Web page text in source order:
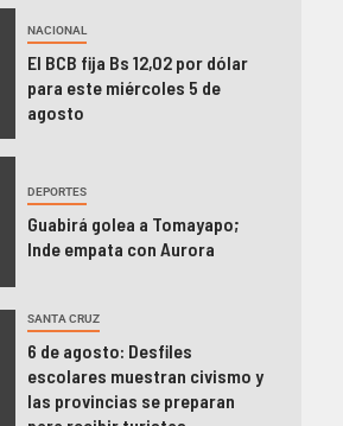
NACIONAL
El BCB fija Bs 12,02 por dólar
para este miércoles 5 de
agosto
DEPORTES
Guabirá golea a Tomayapo;
Inde empata con Aurora
SANTA CRUZ
6 de agosto: Desfiles
escolares muestran civismo y
las provincias se preparan